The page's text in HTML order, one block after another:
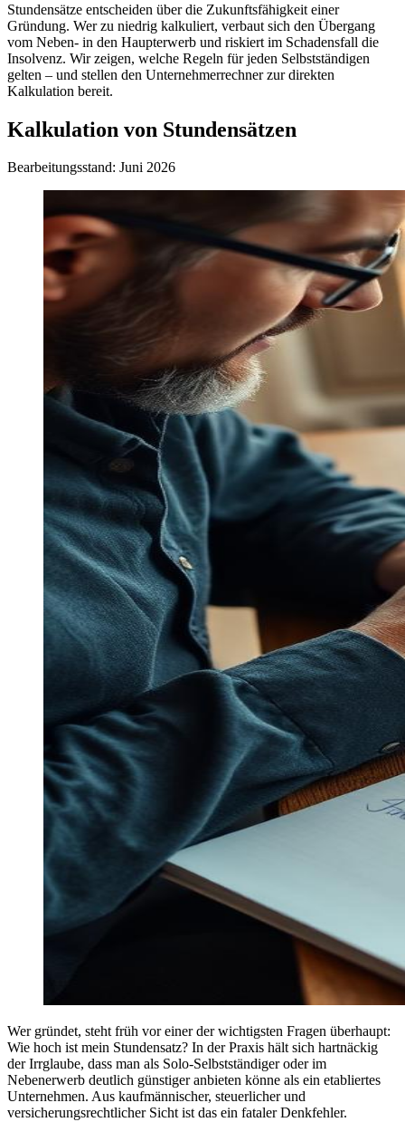
Stundensätze entscheiden über die Zukunftsfähigkeit einer
Gründung. Wer zu niedrig kalkuliert, verbaut sich den Übergang
vom Neben- in den Haupterwerb und riskiert im Schadensfall die
Insolvenz. Wir zeigen, welche Regeln für jeden Selbstständigen
gelten – und stellen den Unternehmerrechner zur direkten
Kalkulation bereit.
Kalkulation von Stundensätzen
Bearbeitungsstand: Juni 2026
Wer gründet, steht früh vor einer der wichtigsten Fragen überhaupt:
Wie hoch ist mein Stundensatz? In der Praxis hält sich hartnäckig
der Irrglaube, dass man als Solo-Selbstständiger oder im
Nebenerwerb deutlich günstiger anbieten könne als ein etabliertes
Unternehmen. Aus kaufmännischer, steuerlicher und
versicherungsrechtlicher Sicht ist das ein fataler Denkfehler.